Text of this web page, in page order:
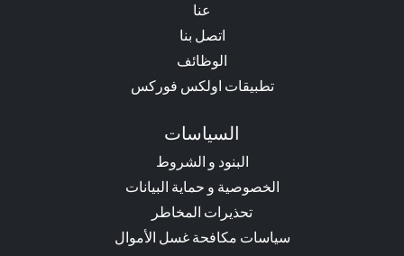
عنا
اتصل بنا
الوظائف
تطبيقات اولكس فوركس
السياسات
البنود و الشروط
الخصوصية و حماية البيانات
تحذيرات المخاطر
سياسات مكافحة غسل الأموال